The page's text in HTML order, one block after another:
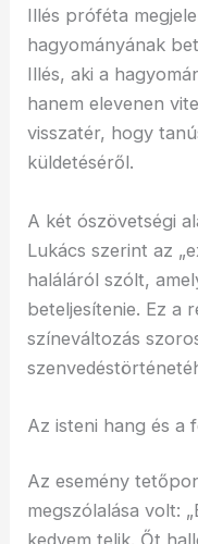
Illés próféta
hagyományának
Illés, aki a
hanem elevenen
visszatér, hogy
küldetéséről.
A két ószövetségi
Lukács szerint az
haláláról szólt,
beteljesítenie. Ez a
színeváltozás
Az isteni hang és a
Az esemény
megszólalása volt: